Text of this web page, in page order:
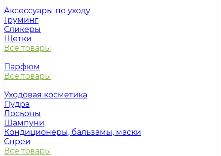
Аксессуары по уходу
Груминг
Сликеры
Щетки
Все товары
Парфюм
Все товары
Уходовая косметика
Пудра
Лосьоны
Шампуни
Кондиционеры, бальзамы, маски
Спреи
Все товары